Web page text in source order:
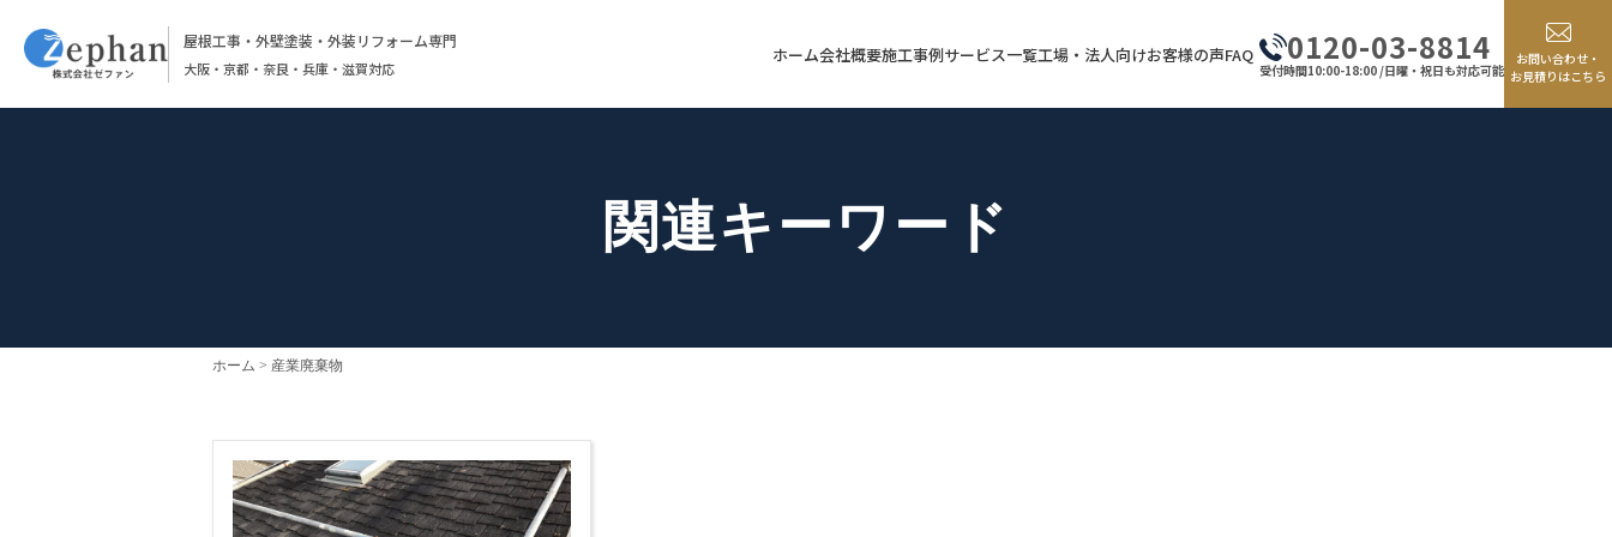
屋根工事・外壁塗装・外装リフォーム専門
大阪・京都・奈良・兵庫・滋賀対応
ホーム会社概要施工事例サービス一覧工場・法人向けお客様の声FAQ 0120-03-8814
受付時間10:00-18:00 /日曜・祝日も対応可能
お問い合わせ・
お見積りはこちら
関連キーワード
ホーム 産業廃棄物